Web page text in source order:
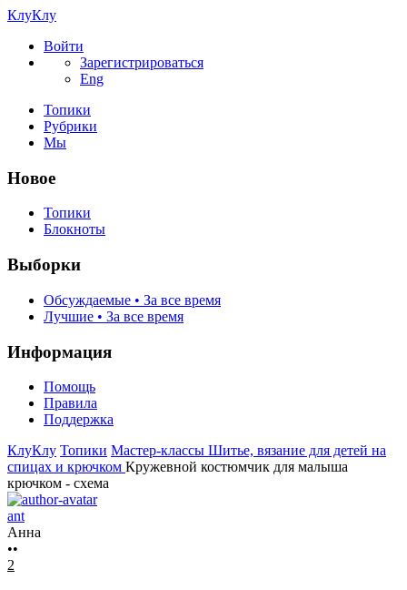
КлуКлу
Войти
Зарегистрироваться
Eng
Топики
Рубрики
Мы
Новое
Топики
Блокноты
Выборки
Обсуждаемые • За все время
Лучшие • За все время
Информация
Помощь
Правила
Поддержка
КлуКлу Топики Мастер-классы Шитье, вязание для детей на
спицах и крючком Кружевной костюмчик для малыша
крючком - схема
ant
Анна
••
2